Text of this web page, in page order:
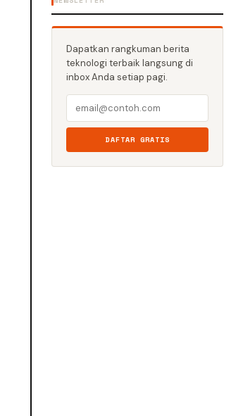
Dapatkan rangkuman berita
teknologi terbaik langsung di
inbox Anda setiap pagi.
DAFTAR GRATIS